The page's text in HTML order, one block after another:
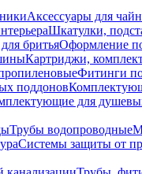
Аксессуары для
Шкатулки,
бритьяОформление
Картриджи,
Фитинги
поддонов
для
Трубы водопроводные
Системы защиты от